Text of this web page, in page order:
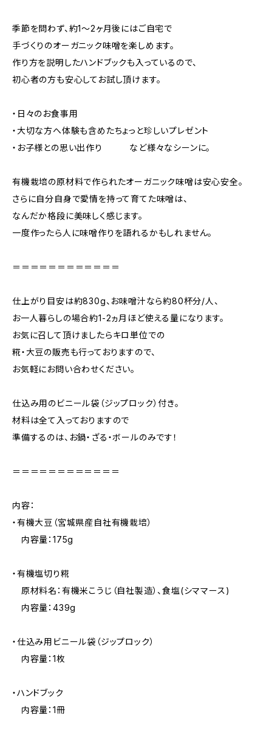
季節を問わず、約1〜2ヶ月後にはご自宅で
手づくりのオーガニック味噌を楽しめます。
作り方を説明したハンドブックも入っているので、
初心者の方も安心してお試し頂けます。
・日々のお食事用
・大切な方へ体験も含めたちょっと珍しいプレゼント
・お子様との思い出作り など様々なシーンに。
有機栽培の原材料で作られたオーガニック味噌は安心安全。
さらに自分自身で愛情を持って育てた味噌は、
なんだか格段に美味しく感じます。
一度作ったら人に味噌作りを語れるかもしれません。
＝＝＝＝＝＝＝＝＝＝＝＝
仕上がり目安は約830g、お味噌汁なら約80杯分/人、
お一人暮らしの場合約1-2ヵ月ほど使える量になります。
お気に召して頂けましたらキロ単位での
糀・大豆の販売も行っておりますので、
お気軽にお問い合わせください。
仕込み用のビニール袋（ジップロック）付き。
材料は全て入っておりますので
準備するのは、お鍋・ざる・ボールのみです！
＝＝＝＝＝＝＝＝＝＝＝＝
内容：
・有機大豆（宮城県産自社有機栽培）
内容量：175g
・有機塩切り糀
原材料名：有機米こうじ（自社製造）、食塩(シママース)
内容量：439g
・仕込み用ビニール袋（ジップロック）
内容量：1枚
・ハンドブック
内容量：1冊